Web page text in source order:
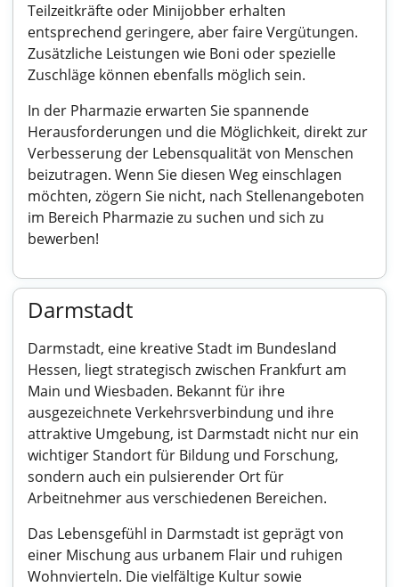
Teilzeitkräfte oder Minijobber erhalten
entsprechend geringere, aber faire Vergütungen.
Zusätzliche Leistungen wie Boni oder spezielle
Zuschläge können ebenfalls möglich sein.
In der Pharmazie erwarten Sie spannende
Herausforderungen und die Möglichkeit, direkt zur
Verbesserung der Lebensqualität von Menschen
beizutragen. Wenn Sie diesen Weg einschlagen
möchten, zögern Sie nicht, nach Stellenangeboten
im Bereich Pharmazie zu suchen und sich zu
bewerben!
Darmstadt
Darmstadt, eine kreative Stadt im Bundesland
Hessen, liegt strategisch zwischen Frankfurt am
Main und Wiesbaden. Bekannt für ihre
ausgezeichnete Verkehrsverbindung und ihre
attraktive Umgebung, ist Darmstadt nicht nur ein
wichtiger Standort für Bildung und Forschung,
sondern auch ein pulsierender Ort für
Arbeitnehmer aus verschiedenen Bereichen.
Das Lebensgefühl in Darmstadt ist geprägt von
einer Mischung aus urbanem Flair und ruhigen
Wohnvierteln. Die vielfältige Kultur sowie